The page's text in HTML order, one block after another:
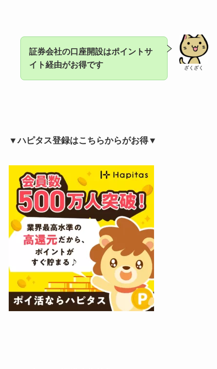
ざくざく
証券会社の口座開設はポイントサ
イト経由がお得です
▼ハピタス登録はこちらからがお得▼